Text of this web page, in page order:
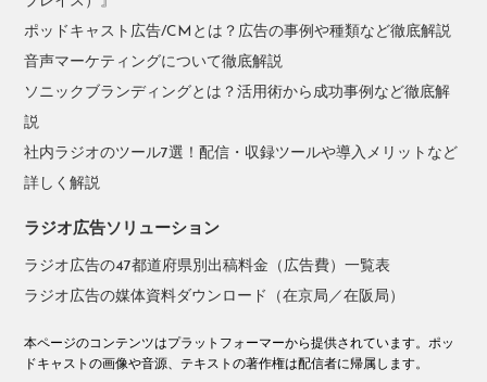
ポッドキャスト広告/CMとは？広告の事例や種類など徹底解説
音声マーケティングについて徹底解説
ソニックブランディングとは？活用術から成功事例など徹底解
説
社内ラジオのツール7選！配信・収録ツールや導入メリットなど
詳しく解説
ラジオ広告ソリューション
ラジオ広告の47都道府県別出稿料金（広告費）一覧表
ラジオ広告の媒体資料ダウンロード（在京局／在阪局）
本ページのコンテンツはプラットフォーマーから提供されています。ポッ
ドキャストの画像や音源、テキストの著作権は配信者に帰属します。